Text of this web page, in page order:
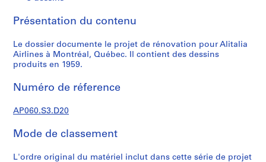
P
r
o
j
e
s
'
t
Présentation du contenu
Le dossier documente le projet de rénovation pour Alitalia
Airlines à Montréal, Québec. Il contient des dessins
produits en 1959.
Numéro de réference
AP060.S3.D20
Mode de classement
L'ordre original du matériel inclut dans cette série de projet